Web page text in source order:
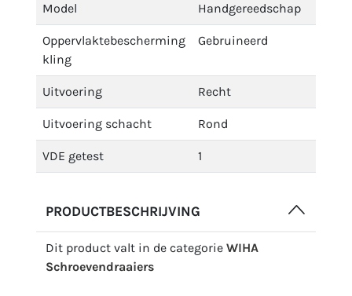
Model Handgereedschap
Oppervlaktebescherming
kling
Gebruineerd
Uitvoering Recht
Uitvoering schacht Rond
VDE getest 1
PRODUCTBESCHRIJVING
Dit product valt in de categorie WIHA
Schroevendraaiers